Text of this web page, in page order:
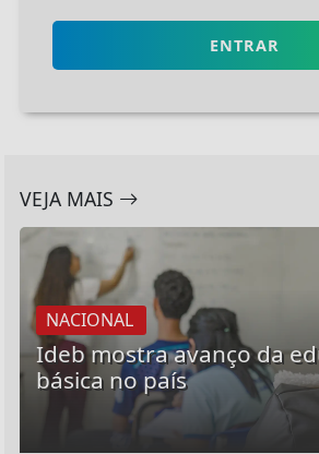
ENTRAR
VEJA MAIS
NACIONAL
Ideb mostra avanço da
básica no país